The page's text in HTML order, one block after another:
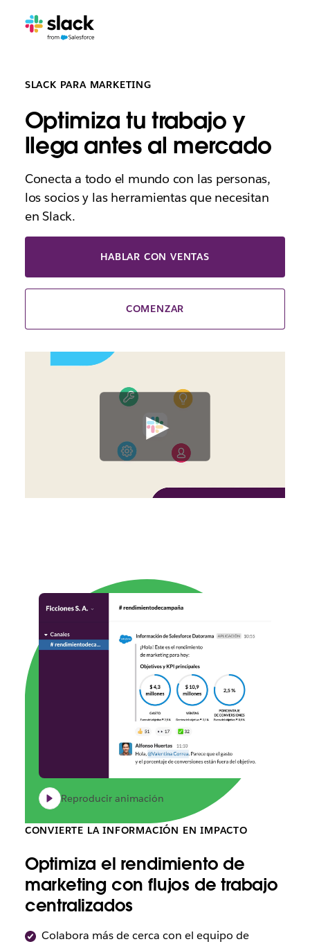
SLACK PARA MARKETING
Optimiza tu trabajo y
llega antes al mercado
Conecta a todo el mundo con las personas,
los socios y las herramientas que necesitan
en Slack.
HABLAR CON VENTAS
COMENZAR
Reproducir animación
CONVIERTE LA INFORMACIÓN EN IMPACTO
Optimiza el rendimiento de
marketing con flujos de trabajo
centralizados
Colabora más de cerca con el equipo de